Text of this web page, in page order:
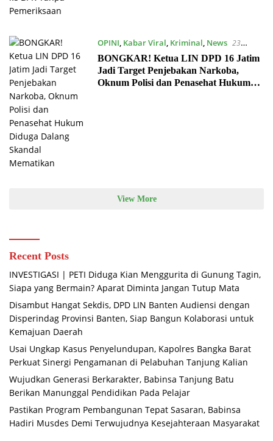
OPINI, Kabar Viral, Kriminal, News 23
October 2025
BONGKAR! Ketua LIN DPD 16 Jatim
Jadi Target Penjebakan Narkoba,
Oknum Polisi dan Penasehat Hukum
View More
Recent Posts
INVESTIGASI | PETI Diduga Kian Menggurita di Gunung Tagin,
Siapa yang Bermain? Aparat Diminta Jangan Tutup Mata
Disambut Hangat Sekdis, DPD LIN Banten Audiensi dengan
Disperindag Provinsi Banten, Siap Bangun Kolaborasi untuk
Kemajuan Daerah
Usai Ungkap Kasus Penyelundupan, Kapolres Bangka Barat
Perkuat Sinergi Pengamanan di Pelabuhan Tanjung Kalian
Wujudkan Generasi Berkarakter, Babinsa Tanjung Batu
Berikan Manunggal Pendidikan Pada Pelajar
Pastikan Program Pembangunan Tepat Sasaran, Babinsa
Hadiri Musdes Demi Terwujudnya Kesejahteraan Masyarakat